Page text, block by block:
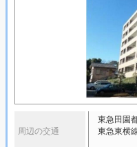
周辺の交通
東急田園
東急東横